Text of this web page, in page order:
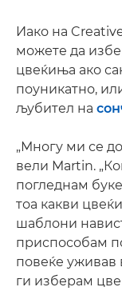
Иако на
можете да
цвеќиња ако
поуникатно,
љубител на
„Многу ми се
вели Martin.
погледнам
тоа какви
шаблони
приспособам
повеќе уживав
ги изберам